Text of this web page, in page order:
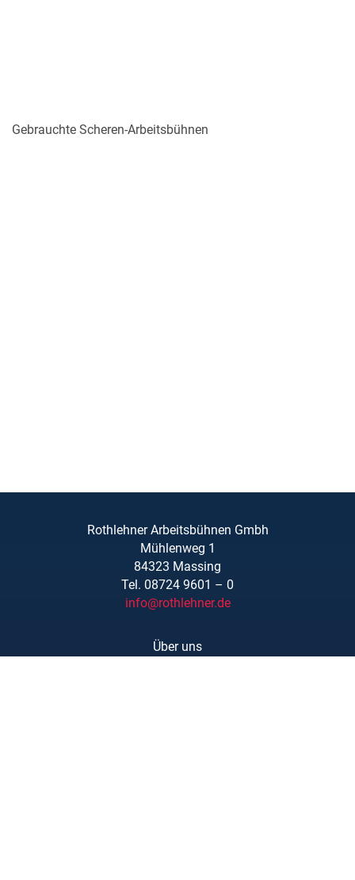
Gebrauchte Scheren-Arbeitsbühnen
Rothlehner Arbeitsbühnen Gmbh
Mühlenweg 1
84323 Massing
Tel. 08724 9601 – 0
info@rothlehner.de
Über uns